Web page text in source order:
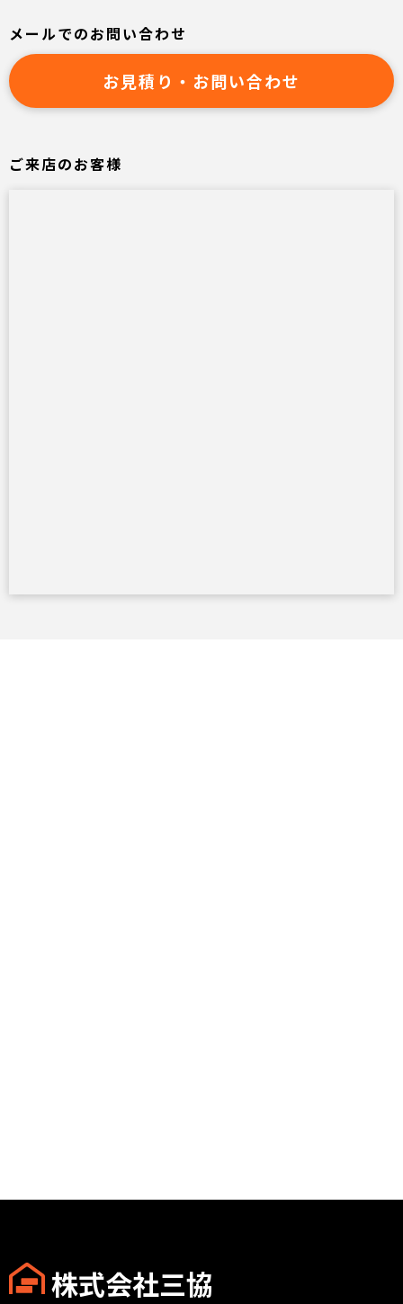
メールでのお問い合わせ
お見積り・お問い合わせ
ご来店のお客様
株式会社三協